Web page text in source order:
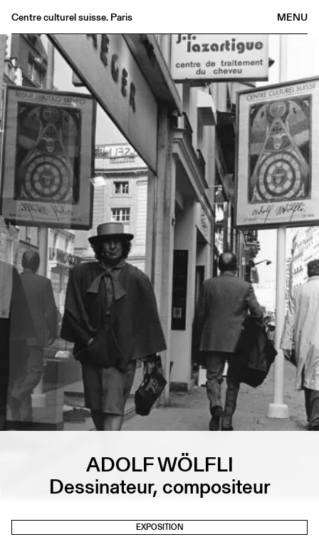
MENU
Centre culturel suisse. Paris
Agenda
Librairie
Buvette
Archives
Médiathèque
Éditions
Informations
FR/EN
ADOLF WÖLFLI
Dessinateur, compositeur
EXPOSITION